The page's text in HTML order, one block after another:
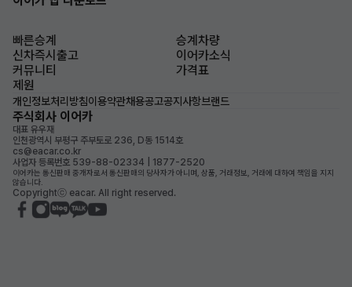
빠른승계
승계차량
신차즉시출고
이어카소식
커뮤니티
가격표
제원
개인정보처리방침이용약관채용공고공지사항브랜드
주식회사 이어카
대표 유우재
인천광역시 부평구 주부토로 236, D동 1514호
cs@eacar.co.kr
사업자 등록번호 539-88-02334 | 1877-2520
이어카는 통신판매 중개자로서 통신판매의 당사자가 아니며, 상품, 거래정보, 거래에 대하여 책임을 지지
않습니다.
Copyrightⓒ eacar. All right reserved.